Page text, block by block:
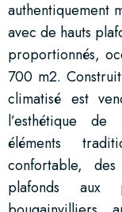
authentiquement
avec de hauts
proportionnés,
700 m2.
climatisé est
l’esthétique
éléments
confortable,
plafonds aux